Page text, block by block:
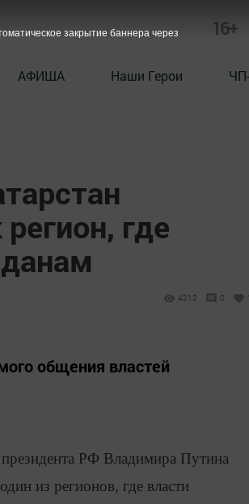
16+
АФИША Наши Герои
где
4212 0
общения властей
РФ Владимира Путина
из регионов, где власти
закрытие баннера через